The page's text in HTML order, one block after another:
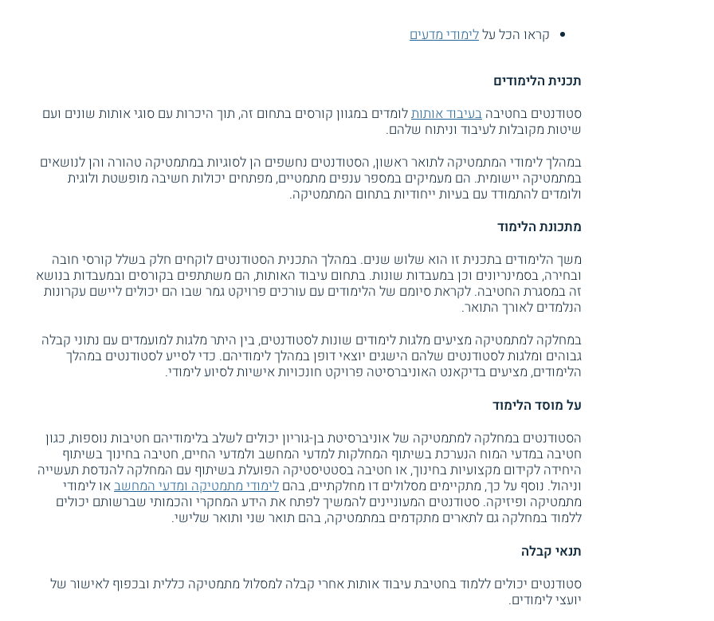
קראו הכל עללימודי מדעים
תכנית הלימודים
סטודנטים בחטיבה בעיבוד אותותלומדים במגוון קורסים בתחום זה, תוך היכרות עם סוגי אותות שונים ועם
שיטות מקובלות לעיבוד וניתוח שלהם.
במהלך לימודי המתמטיקה לתואר ראשון, הסטודנטים נחשפים הן לסוגיות במתמטיקה טהורה והן לנושאים
במתמטיקה יישומית. הם מעמיקים במספר ענפים מתמטיים, מפתחים יכולות חשיבה מופשטת ולוגית
ולומדים להתמודד עם בעיות ייחודיות בתחום המתמטיקה.
מתכונת הלימוד
משך הלימודים בתכנית זו הוא שלוש שנים. במהלך התכנית הסטודנטים לוקחים חלק בשלל קורסי חובה
ובחירה, בסמינריונים וכן במעבדות שונות. בתחום עיבוד האותות, הם משתתפים בקורסים ובמעבדות בנושא
זה במסגרת החטיבה. לקראת סיומם של הלימודים עם עורכים פרויקט גמר שבו הם יכולים ליישם עקרונות
הנלמדים לאורך התואר.
במחלקה למתמטיקה מציעים מלגות לימודים שונות לסטודנטים, בין היתר מלגות למועמדים עם נתוני קבלה
גבוהים ומלגות לסטודנטים שלהם הישגים יוצאי דופן במהלך לימודיהם. כדי לסייע לסטודנטים במהלך
הלימודים, מציעים בדיקאנט האוניברסיטה פרויקט חונכויות אישיות לסיוע לימודי.
על מוסד הלימוד
הסטודנטים במחלקה למתמטיקה של אוניברסיטת בן-גוריון יכולים לשלב בלימודיהם חטיבות נוספות, כגון
חטיבה במדעי המוח הנערכת בשיתוף המחלקות למדעי המחשב ולמדעי החיים, חטיבה בחינוך בשיתוף
היחידה לקידום מקצועיות בחינוך, או חטיבה בסטטיסטיקה הפועלת בשיתוף עם המחלקה להנדסת תעשייה
וניהול. נוסף על כך, מתקיימים מסלולים דו מחלקתיים, בהם לימודי מתמטיקה ומדעי המחשבאו לימודי
מתמטיקה ופיזיקה. סטודנטים המעוניינים להמשיך לפתח את הידע המחקרי והכמותי שברשותם יכולים
ללמוד במחלקה גם לתארים מתקדמים במתמטיקה, בהם תואר שני ותואר שלישי.
תנאי קבלה
סטודנטים יכולים ללמוד בחטיבת עיבוד אותות אחרי קבלה למסלול מתמטיקה כללית ובכפוף לאישור של
יועצי לימודים.